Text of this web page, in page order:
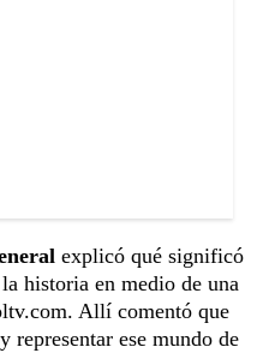
explicó qué significó
historia en medio de una
Allí comentó que
representar ese mundo de